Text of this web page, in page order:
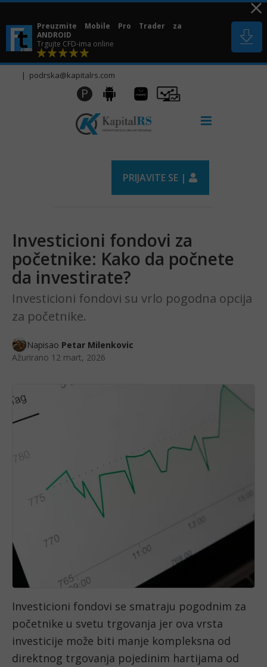
Skip
content Preuzmite Mobile Pro Trader za
ANDROID
Trgujte CFD-ima online
| podrska@kapitalrs.com
P Android
Huawei
AppGallery
Pro
Trader
PRIJAVITE SE |
Investicioni fondovi za
početnike: Kako da počnete
da investirate?
Investicioni fondovi su vrlo pogodna opcija
za početnike.
Napisao Petar Milenkovic
Ažurirano 12 mart, 2026
Investicioni fondovi se smatraju pogodnim za
početnike u svetu trgovanja jer ova vrsta
investicije može biti manje kompleksna od
direktnog trgovanja pojedinim hartijama od